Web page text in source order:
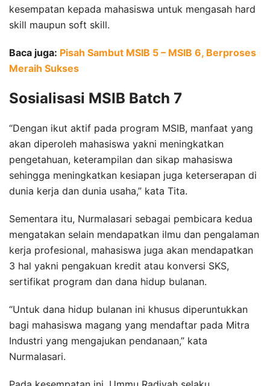
kesempatan kepada mahasiswa untuk mengasah hard
skill maupun soft skill.
Baca juga: Pisah Sambut MSIB 5 – MSIB 6, Berproses
Meraih Sukses
Sosialisasi MSIB Batch 7
“Dengan ikut aktif pada program MSIB, manfaat yang
akan diperoleh mahasiswa yakni meningkatkan
pengetahuan, keterampilan dan sikap mahasiswa
sehingga meningkatkan kesiapan juga keterserapan di
dunia kerja dan dunia usaha,” kata Tita.
Sementara itu, Nurmalasari sebagai pembicara kedua
mengatakan selain mendapatkan ilmu dan pengalaman
kerja profesional, mahasiswa juga akan mendapatkan
3 hal yakni pengakuan kredit atau konversi SKS,
sertifikat program dan dana hidup bulanan.
“Untuk dana hidup bulanan ini khusus diperuntukkan
bagi mahasiswa magang yang mendaftar pada Mitra
Industri yang mengajukan pendanaan,” kata
Nurmalasari.